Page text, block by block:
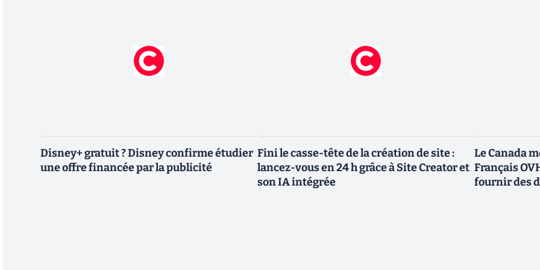
Disney+ gratuit ? Disney confirme étudier
une offre financée par la publicité
Fini le casse-tête de la création de site :
lancez-vous en 24 h grâce à Site Creator et
son IA intégrée
Le Canada
Français
fournir des